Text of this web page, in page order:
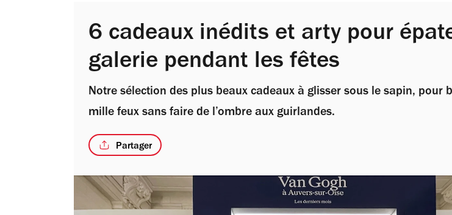
6 cadeaux inédits et arty pour
galerie pendant les fêtes
Notre sélection des plus beaux cadeaux à glisser sous le sapin, pour
mille feux sans faire de l’ombre aux guirlandes.
Partager